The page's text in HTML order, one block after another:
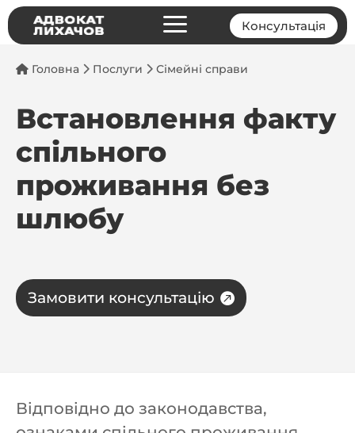
a Консультація
Головна Послуги Сімейні справи
Встановлення факту
спільного
проживання без
шлюбу
Замовити консультацію
Відповідно до законодавства,